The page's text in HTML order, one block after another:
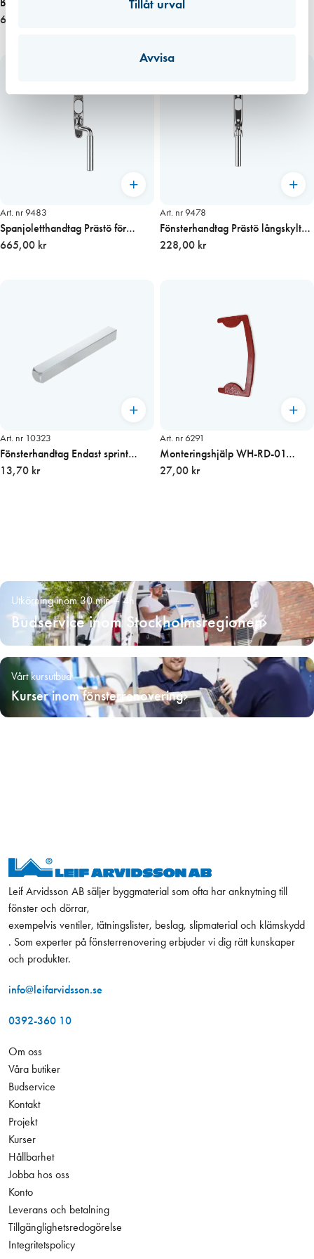
Tillåt urval
Avvisa
Förkromad
68,00 kr
Art. nr 9483
Spanjoletthandtag Prästö för
cylinder höger, Krom
665,00 kr
Art. nr 9478
Fönsterhandtag Prästö långskylt
rak, Krom
228,00 kr
Art. nr 10323
Fönsterhandtag Endast sprint
7×93 mm
13,70 kr
Art. nr 6291
Monteringshjälp WH-RD-01
(Roca) för säkerhetsspärr
27,00 kr
Utkörning inom 30 min – 4h
Budservice inom Stockholmsregionen
Vårt kursutbud
Kurser inom fönsterrenovering
Leif Arvidsson AB säljer byggmaterial som ofta har anknytning till
fönster och dörrar,
exempelvis ventiler, tätningslister, beslag, slipmaterial och klämskydd
. Som experter på fönsterrenovering erbjuder vi dig rätt kunskaper
och produkter.
info@leifarvidsson.se
0392-360 10
Om oss
Våra butiker
Budservice
Kontakt
Projekt
Kurser
Hållbarhet
Jobba hos oss
Konto
Leverans och betalning
Tillgänglighetsredogörelse
Integritetspolicy